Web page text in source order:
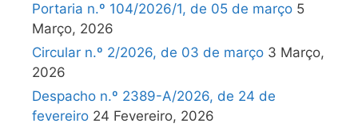
Portaria n.º 104/2026/1, de 05 de março 5
Março, 2026
Circular n.º 2/2026, de 03 de março 3 Março,
2026
Despacho n.º 2389-A/2026, de 24 de
fevereiro 24 Fevereiro, 2026